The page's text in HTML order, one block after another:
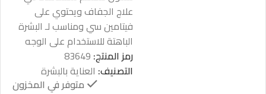
علاج الجفاف ويحتوي على
فيتامين سي ومناسب لـ البشرة
الباهتة للاستخدام على الوجه
رمز المنتج: 83649
التصنيف: العناية بالبشرة
متوفر في المخزون